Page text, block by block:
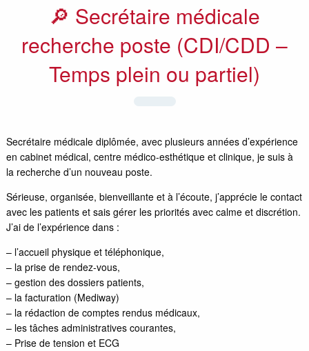
🔎 Secrétaire médicale
recherche poste (CDI/CDD –
Temps plein ou partiel)
Secrétaire médicale diplômée, avec plusieurs années d’expérience
en cabinet médical, centre médico-esthétique et clinique, je suis à
la recherche d’un nouveau poste.
Sérieuse, organisée, bienveillante et à l’écoute, j’apprécie le contact
avec les patients et sais gérer les priorités avec calme et discrétion.
J’ai de l’expérience dans :
– l’accueil physique et téléphonique,
– la prise de rendez-vous,
– gestion des dossiers patients,
– la facturation (Mediway)
– la rédaction de comptes rendus médicaux,
– les tâches administratives courantes,
– Prise de tension et ECG